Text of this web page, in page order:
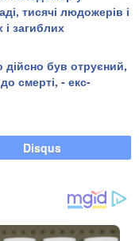
тисячі людожерів і
загиблих
був отруєний,
смерті, - екс-
Disqus